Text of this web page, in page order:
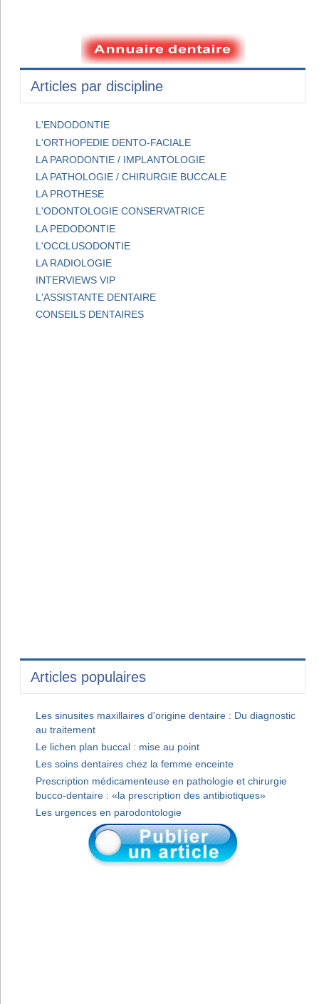
Articles par discipline
L'ENDODONTIE
L'ORTHOPEDIE DENTO-FACIALE
LA PARODONTIE / IMPLANTOLOGIE
LA PATHOLOGIE / CHIRURGIE BUCCALE
LA PROTHESE
L'ODONTOLOGIE CONSERVATRICE
LA PEDODONTIE
L'OCCLUSODONTIE
LA RADIOLOGIE
INTERVIEWS VIP
L'ASSISTANTE DENTAIRE
CONSEILS DENTAIRES
Articles populaires
Les sinusites maxillaires d'origine dentaire : Du diagnostic
au traitement
Le lichen plan buccal : mise au point
Les soins dentaires chez la femme enceinte
Prescription médicamenteuse en pathologie et chirurgie
bucco-dentaire : «la prescription des antibiotiques»
Les urgences en parodontologie